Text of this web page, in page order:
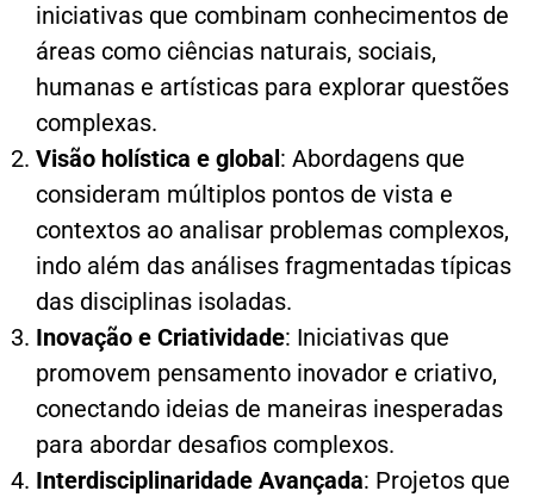
iniciativas que combinam conhecimentos de
áreas como ciências naturais, sociais,
humanas e artísticas para explorar questões
complexas.
Visão holística e global: Abordagens que
consideram múltiplos pontos de vista e
contextos ao analisar problemas complexos,
indo além das análises fragmentadas típicas
das disciplinas isoladas.
Inovação e Criatividade: Iniciativas que
promovem pensamento inovador e criativo,
conectando ideias de maneiras inesperadas
para abordar desafios complexos.
Interdisciplinaridade Avançada: Projetos que